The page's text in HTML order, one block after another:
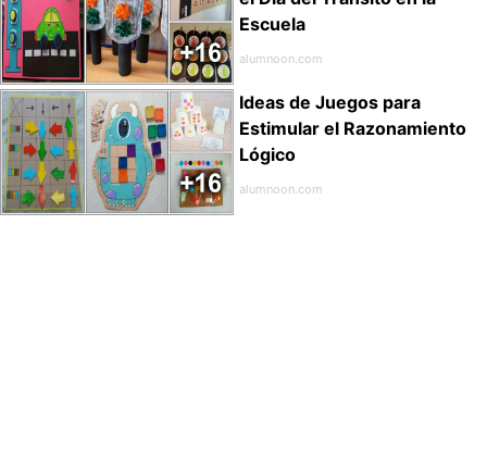
Escuela
alumnoon.com
Ideas de Juegos para
Estimular el Razonamiento
Lógico
alumnoon.com